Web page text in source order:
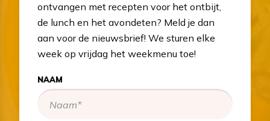
ontvangen met recepten voor het ontbijt,
de lunch en het avondeten? Meld je dan
aan voor de nieuwsbrief! We sturen elke
week op vrijdag het weekmenu toe!
NAAM